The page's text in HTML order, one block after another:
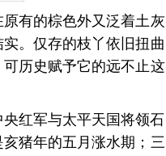
有的棕色外又泛着土灰
。仅存的枝丫依旧扭曲
历史赋予它的远不止这
红军与太平天国将领石
猪年的五月涨水期；三